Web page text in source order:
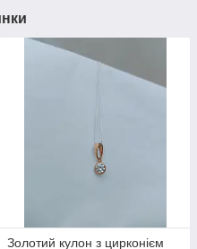
Золотий кулон з цирконієм